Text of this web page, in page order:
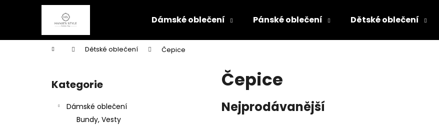
Dámské oblečení Pánské oblečení Dětské oblečení
Domů Dětské oblečení Čepice
Přeskočit
kategorie
Kategorie
Dámské oblečení
Bundy, Vesty
Čepice
Nejprodávanější
í
do
do